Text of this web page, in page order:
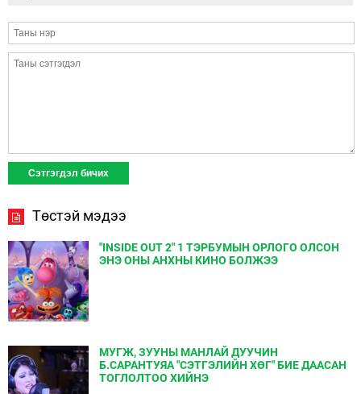
Төстэй мэдээ
"INSIDE OUT 2" 1 ТЭРБУМЫН ОРЛОГО ОЛСОН
ЭНЭ ОНЫ АНХНЫ КИНО БОЛЖЭЭ
МУГЖ, ЗУУНЫ МАНЛАЙ ДУУЧИН
Б.САРАНТУЯА "СЭТГЭЛИЙН ХӨГ" БИЕ ДААСАН
ТОГЛОЛТОО ХИЙНЭ